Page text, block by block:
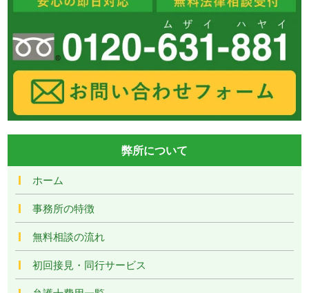
弊所について
ホーム
事務所の特徴
無料相談の流れ
初回接見・同行サービス